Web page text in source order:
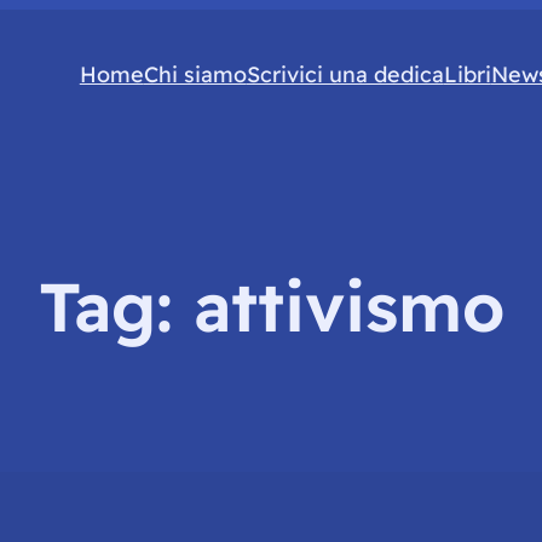
HomeChi siamoScrivici una dedicaLibri
Tag: attivismo